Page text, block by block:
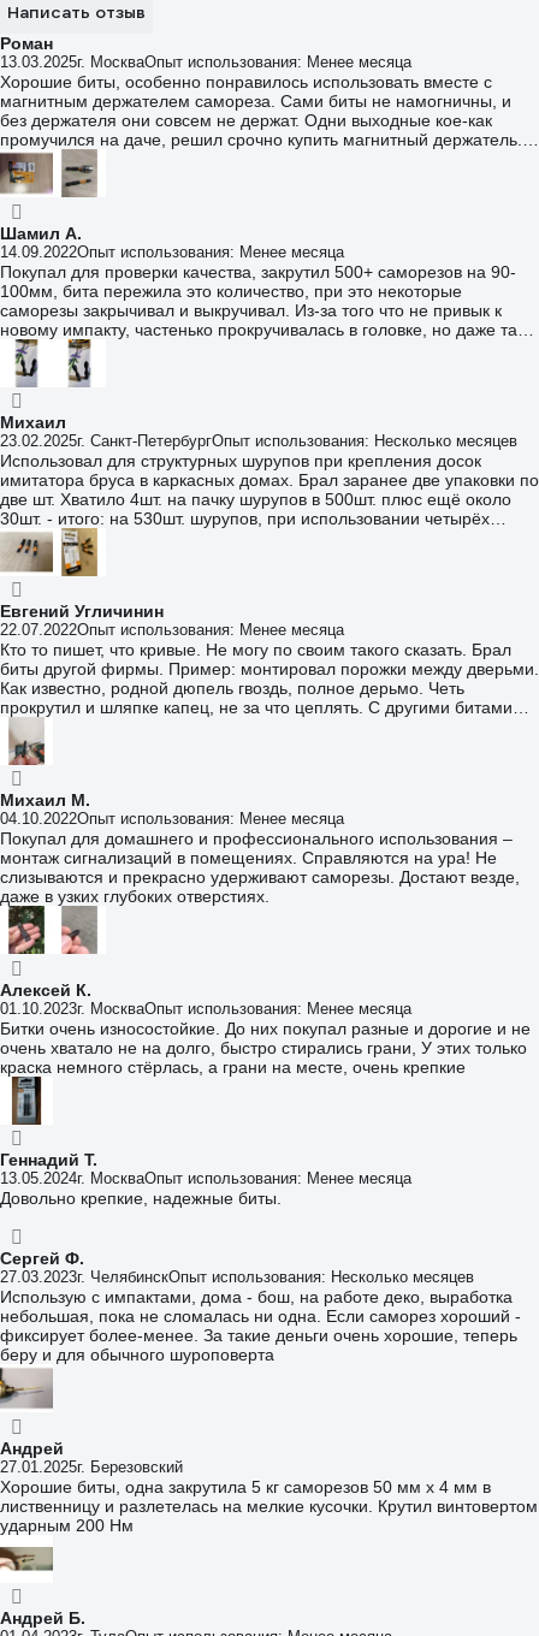
Написать отзыв
Роман
13.03.2025г. МоскваОпыт использования: Менее месяца
Хорошие биты, особенно понравилось использовать вместе с
магнитным держателем самореза. Сами биты не намогничны, и
без держателя они совсем не держат. Одни выходные кое-как
промучился на даче, решил срочно купить магнитный держатель.
Всём советую сразу покупать с специальным магнитиком для
ударных бит.
Шамил А.
14.09.2022Опыт использования: Менее месяца
Покупал для проверки качества, закрутил 500+ саморезов на 90-
100мм, бита пережила это количество, при это некоторые
саморезы закрычивал и выкручивал. Из-за того что не привык к
новому импакту, частенько прокручивалась в головке, но даже так
спокойно закручивал саморезы. Последние саморезы уже
ощущается разбитость биты.
Михаил
23.02.2025г. Санкт-ПетербургОпыт использования: Несколько месяцев
Использовал для структурных шурупов при крепления досок
имитатора бруса в каркасных домах. Брал заранее две упаковки по
две шт. Хватило 4шт. на пачку шурупов в 500шт. плюс ещё около
30шт. - итого: на 530шт. шурупов, при использовании четырёх
головок. Износа самих головок не было, не люфтили. Они просто
отламываются, лопаются головки от биты.
Евгений Угличинин
22.07.2022Опыт использования: Менее месяца
Кто то пишет, что кривые. Не могу по своим такого сказать. Брал
биты другой фирмы. Пример: монтировал порожки между дверьми.
Как известно, родной дюпель гвоздь, полное дерьмо. Четь
прокрутил и шляпке капец, не за что цеплять. С другими битами
так и было. Но с vira все хорошо. Закрутил по тихоньку.
Михаил М.
04.10.2022Опыт использования: Менее месяца
Покупал для домашнего и профессионального использования –
монтаж сигнализаций в помещениях. Справляются на ура! Не
слизываются и прекрасно удерживают саморезы. Достают везде,
даже в узких глубоких отверстиях.
Алексей К.
01.10.2023г. МоскваОпыт использования: Менее месяца
Битки очень износостойкие. До них покупал разные и дорогие и не
очень хватало не на долго, быстро стирались грани, У этих только
краска немного стёрлась, а грани на месте, очень крепкие
Геннадий Т.
13.05.2024г. МоскваОпыт использования: Менее месяца
Довольно крепкие, надежные биты.
Сергей Ф.
27.03.2023г. ЧелябинскОпыт использования: Несколько месяцев
Использую с импактами, дома - бош, на работе деко, выработка
небольшая, пока не сломалась ни одна. Если саморез хороший -
фиксирует более-менее. За такие деньги очень хорошие, теперь
беру и для обычного шуроповерта
Андрей
27.01.2025г. Березовский
Хорошие биты, одна закрутила 5 кг саморезов 50 мм х 4 мм в
лиственницу и разлетелась на мелкие кусочки. Крутил винтовертом
ударным 200 Нм
Андрей Б.